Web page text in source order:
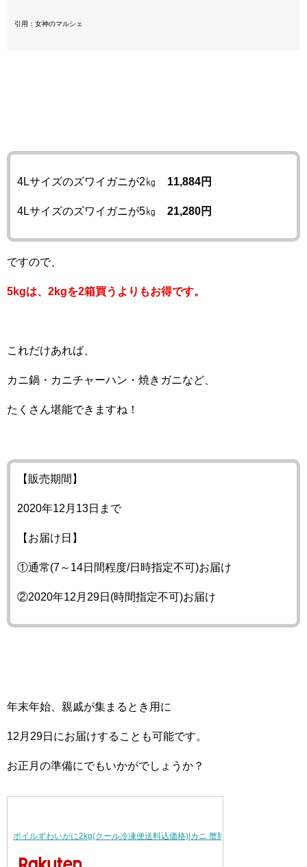
引用：女神のマルシェ
4Lサイズのズワイガニが2㎏ 11,884円
4Lサイズのズワイガニが5㎏ 21,280円
ですので、
5kgは、2kgを2箱買うよりもお得です。
これだけあれば、
カニ鍋・カニチャーハン・焼きガニなど、
たくさん堪能できますね！
【販売期間】
2020年12月13日まで
【お届け日】
①通常(7～14日間程度/日時指定不可)お届け
②2020年12月29日(時間指定不可)お届け
年末年始、親戚が集まるとき用に
12月29日にお届けすることも可能です。
お正月の準備にでもいかがでしょうか？
ボイルずわいがに2kg(クール冷凍便送料込価格)|カニ 蟹脚 ズワイ ロシア【日テ